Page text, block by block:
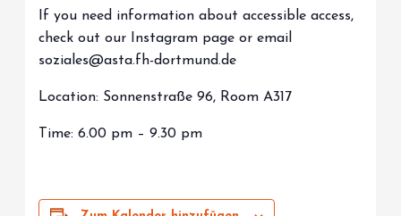
If you need information about accessible access,
check out our Instagram page or email
soziales@asta.fh-dortmund.de
Location: Sonnenstraße 96, Room A317
Time: 6.00 pm – 9.30 pm